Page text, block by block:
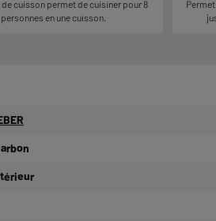
de cuisson permet de cuisiner pour 8
personnes en une cuisson.